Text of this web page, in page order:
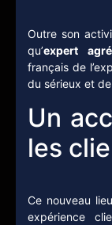
Outre son
qu’expert
français de
du sérieux et
Un
les
Ce nouveau
expérience